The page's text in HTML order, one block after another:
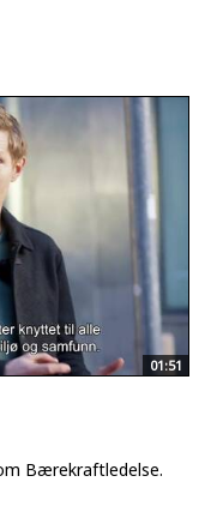
01:51
Bærekraftledelse.